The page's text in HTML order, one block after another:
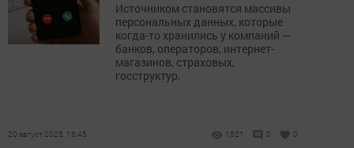
Источником становятся массивы
персональных данных, которые
когда-то хранились у компаний —
банков, операторов, интернет-
магазинов, страховых,
госструктур.
20 август 2025, 16:45 1521 0 0